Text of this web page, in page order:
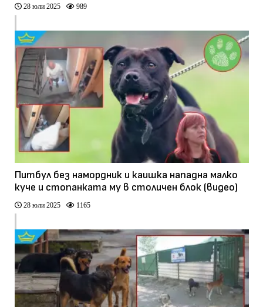
28 юли 2025 989
Питбул без намордник и каишка нападна малко
куче и стопанката му в столичен блок (видео)
28 юли 2025 1165